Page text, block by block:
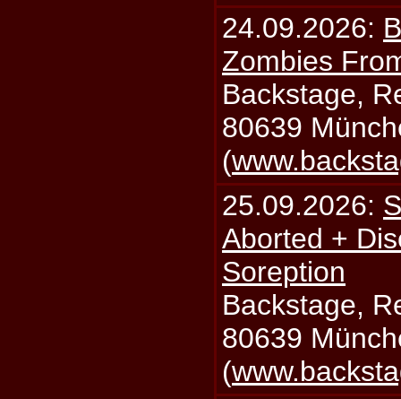
24.09.2026:
Zombies
Backstage,
80639
(
25.09.2026:
Aborted +
Soreption
Backstage,
80639
(